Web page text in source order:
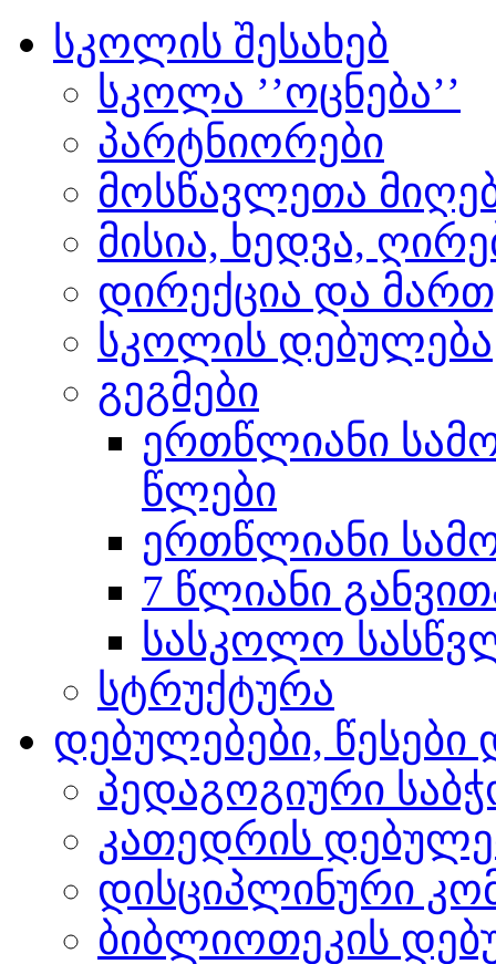
სკოლის შესახებ
სკოლა ’’ოცნება’’
პარტნიორები
მოსწავლეთა
მისია, ხედვა,
დირექცია და
სკოლის დებულება
გეგმები
ერთწლიანი
წლები
ერთწლიანი
7 წლიანი
სასკოლო
სტრუქტურა
დებულებები,
პედაგოგიური
კათედრის
დისციპლინური
ბიბლიოთეკის